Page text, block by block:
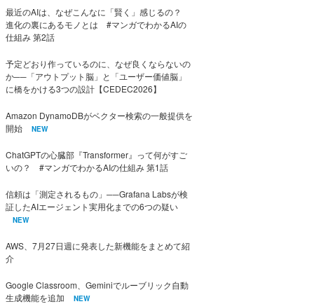
最近のAIは、なぜこんなに「賢く」感じるの？
進化の裏にあるモノとは #マンガでわかるAIの
仕組み 第2話
予定どおり作っているのに、なぜ良くならないの
か──「アウトプット脳」と「ユーザー価値脳」
に橋をかける3つの設計【CEDEC2026】
Amazon DynamoDBがベクター検索の一般提供を
開始
NEW
ChatGPTの心臓部『Transformer』って何がすご
いの？ #マンガでわかるAIの仕組み 第1話
信頼は「測定されるもの」──Grafana Labsが検
証したAIエージェント実用化までの6つの疑い
NEW
AWS、7月27日週に発表した新機能をまとめて紹
介
Google Classroom、Geminiでルーブリック自動
生成機能を追加
NEW